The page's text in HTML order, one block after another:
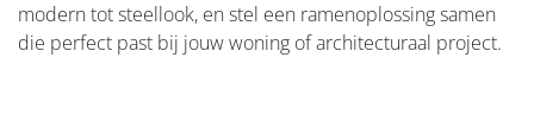
modern tot steellook, en stel een ramenoplossing samen
die perfect past bij jouw woning of architecturaal project.